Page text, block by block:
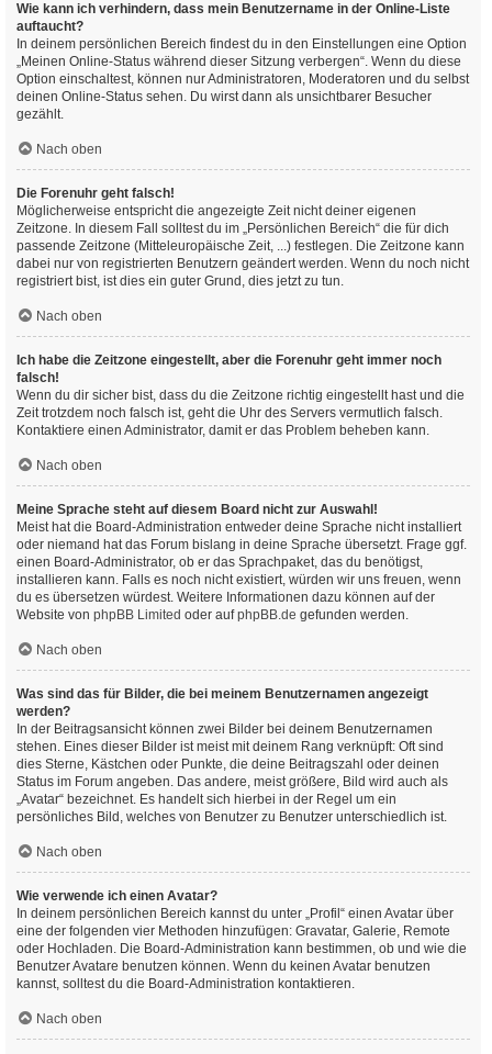
Wie kann ich verhindern, dass mein Benutzername in der Online-Liste
auftaucht?
In deinem persönlichen Bereich findest du in den Einstellungen eine Option
„Meinen Online-Status während dieser Sitzung verbergen“. Wenn du diese
Option einschaltest, können nur Administratoren, Moderatoren und du selbst
deinen Online-Status sehen. Du wirst dann als unsichtbarer Besucher
gezählt.
Nach oben
Die Forenuhr geht falsch!
Möglicherweise entspricht die angezeigte Zeit nicht deiner eigenen
Zeitzone. In diesem Fall solltest du im „Persönlichen Bereich“ die für dich
passende Zeitzone (Mitteleuropäische Zeit, ...) festlegen. Die Zeitzone kann
dabei nur von registrierten Benutzern geändert werden. Wenn du noch nicht
registriert bist, ist dies ein guter Grund, dies jetzt zu tun.
Nach oben
Ich habe die Zeitzone eingestellt, aber die Forenuhr geht immer noch
falsch!
Wenn du dir sicher bist, dass du die Zeitzone richtig eingestellt hast und die
Zeit trotzdem noch falsch ist, geht die Uhr des Servers vermutlich falsch.
Kontaktiere einen Administrator, damit er das Problem beheben kann.
Nach oben
Meine Sprache steht auf diesem Board nicht zur Auswahl!
Meist hat die Board-Administration entweder deine Sprache nicht installiert
oder niemand hat das Forum bislang in deine Sprache übersetzt. Frage ggf.
einen Board-Administrator, ob er das Sprachpaket, das du benötigst,
installieren kann. Falls es noch nicht existiert, würden wir uns freuen, wenn
du es übersetzen würdest. Weitere Informationen dazu können auf der
Website von phpBB Limited oder aufphpBB.de gefunden werden.
Nach oben
Was sind das für Bilder, die bei meinem Benutzernamen angezeigt
werden?
In der Beitragsansicht können zwei Bilder bei deinem Benutzernamen
stehen. Eines dieser Bilder ist meist mit deinem Rang verknüpft: Oft sind
dies Sterne, Kästchen oder Punkte, die deine Beitragszahl oder deinen
Status im Forum angeben. Das andere, meist größere, Bild wird auch als
„Avatar“ bezeichnet. Es handelt sich hierbei in der Regel um ein
persönliches Bild, welches von Benutzer zu Benutzer unterschiedlich ist.
Nach oben
Wie verwende ich einen Avatar?
In deinem persönlichen Bereich kannst du unter „Profil“ einen Avatar über
eine der folgenden vier Methoden hinzufügen: Gravatar, Galerie, Remote
oder Hochladen. Die Board-Administration kann bestimmen, ob und wie die
Benutzer Avatare benutzen können. Wenn du keinen Avatar benutzen
kannst, solltest du die Board-Administration kontaktieren.
Nach oben